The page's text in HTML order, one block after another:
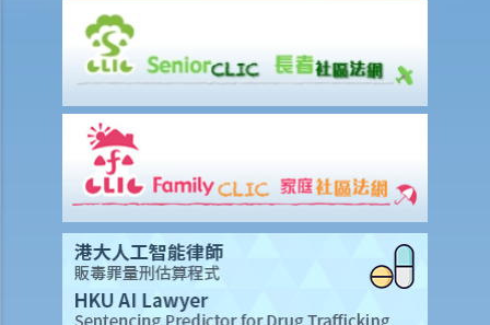
2. 發出通知終止合約
2. 違例及刑罰
3. 代通知金
6. 暫停僱用
9. 不當地終止合約
1. 不合理解僱
1. 僱傭合約終止後的限制條款
2. 不合理更改僱傭合約條款
3. 不合理及不合法解僱
4. 不合理解僱的補償
2. 我懷疑公司內某銷售員不斷將客戶資料給予本公司的競爭對手，所以